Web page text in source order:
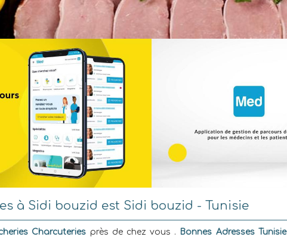
à Sidi bouzid est Sidi bouzid - Tunisie
Charcuteries près de chez vous . Bonnes Adresses Tunisie